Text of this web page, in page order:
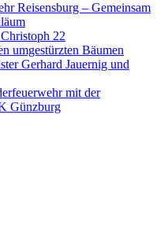
Reisensburg – Gemeinsam
22
umgestürzten Bäumen
Gerhard Jauernig und
mit der
Günzburg